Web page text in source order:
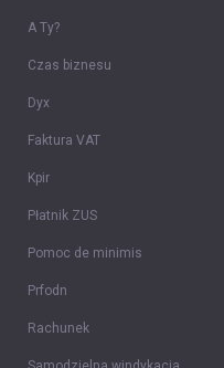
A Ty?
Czas biznesu
Dyx
Faktura VAT
Kpir
Płatnik ZUS
Pomoc de minimis
Prfodn
Rachunek